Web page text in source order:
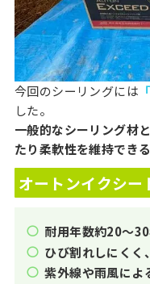
今回のシーリングには
した。
一般的なシーリング材
たり柔軟性を維持でき
オートンイクシー
耐用年数約20〜
ひび割れしにくく
紫外線や雨風によ